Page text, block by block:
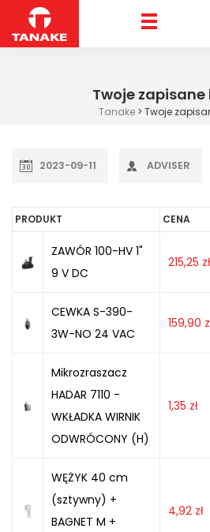
Twoje zapisane
Tanake> Twoje
2023-09-11 ADVISER
PRODUKT CENA
ZAWÓR 100-HV 1"
9 V DC
215,25 zł
CEWKA S-390-
3W-NO 24 VAC
159,90
Mikrozraszacz
HADAR 7110 -
WKŁADKA WIRNIK
ODWRÓCONY (H)
1,35 zł
WĘŻYK 40 cm
(sztywny) +
BAGNET M +
4,92 zł